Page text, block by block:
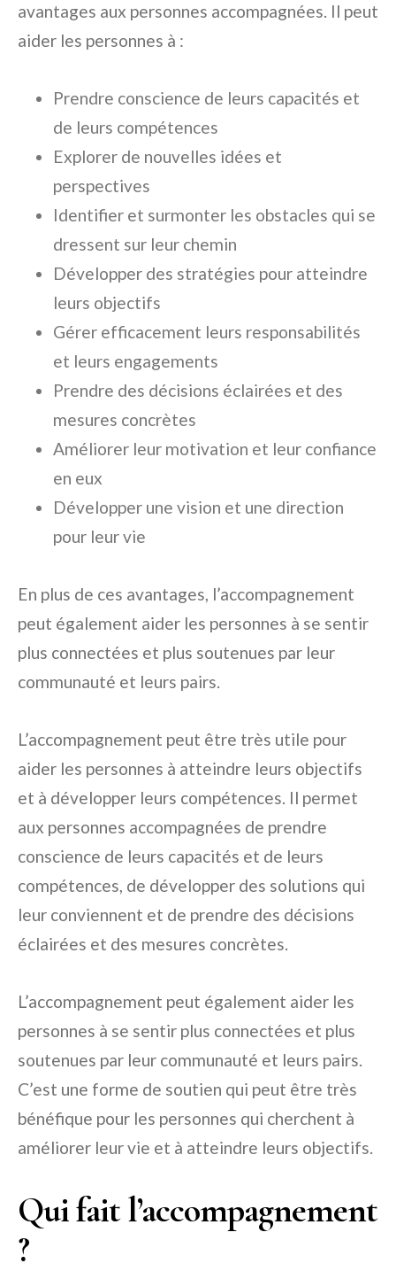
avantages aux personnes accompagnées. Il peut
aider les personnes à :
Prendre conscience de leurs capacités et
de leurs compétences
Explorer de nouvelles idées et
perspectives
Identifier et surmonter les obstacles qui se
dressent sur leur chemin
Développer des stratégies pour atteindre
leurs objectifs
Gérer efficacement leurs responsabilités
et leurs engagements
Prendre des décisions éclairées et des
mesures concrètes
Améliorer leur motivation et leur confiance
en eux
Développer une vision et une direction
pour leur vie
En plus de ces avantages, l’accompagnement
peut également aider les personnes à se sentir
plus connectées et plus soutenues par leur
communauté et leurs pairs.
L’accompagnement peut être très utile pour
aider les personnes à atteindre leurs objectifs
et à développer leurs compétences. Il permet
aux personnes accompagnées de prendre
conscience de leurs capacités et de leurs
compétences, de développer des solutions qui
leur conviennent et de prendre des décisions
éclairées et des mesures concrètes.
L’accompagnement peut également aider les
personnes à se sentir plus connectées et plus
soutenues par leur communauté et leurs pairs.
C’est une forme de soutien qui peut être très
bénéfique pour les personnes qui cherchent à
améliorer leur vie et à atteindre leurs objectifs.
Qui fait l’accompagnement
?